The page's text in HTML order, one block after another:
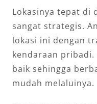
Lokasinya tepat di
sangat strategis.
lokasi ini dengan
kendaraan pribadi.
baik sehingga
mudah melaluinya.